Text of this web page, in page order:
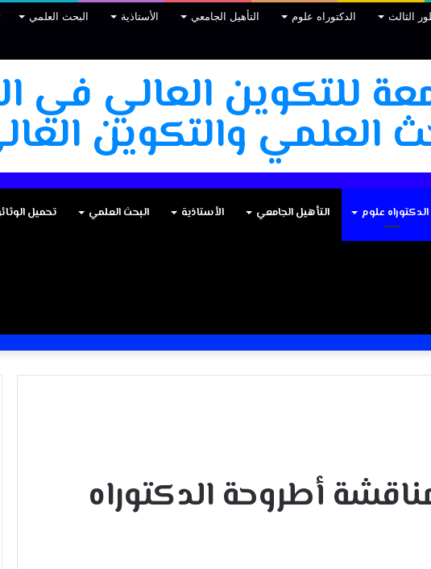
الثالث الدكتوراه علوم التأهيل الجامعي الأستاذية البحث العلمي
للتكوين العالي في
العلمي والتكوين
الدكتوراه علوم التأهيل الجامعي الأستاذية البحث العلمي تحميل
أطروحة الدكتوراه